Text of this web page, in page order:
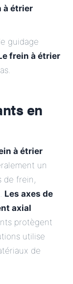
à étrier
guidage
frein à étrier
en
à étrier
un
de frein,
Les axes de
axial
protègent
utilise
de